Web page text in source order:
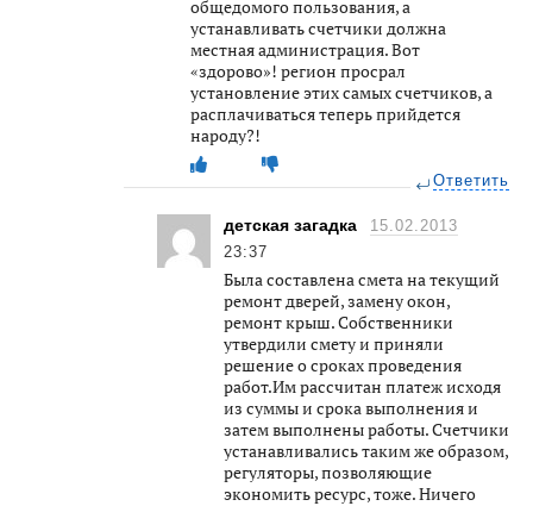
общедомого пользования, а
устанавливать счетчики должна
местная администрация. Вот
«здорово»! регион просрал
установление этих самых счетчиков, а
расплачиваться теперь прийдется
народу?!
Ответить
детская загадка
15.02.2013
23:37
Была составлена смета на текущий
ремонт дверей, замену окон,
ремонт крыш. Собственники
утвердили смету и приняли
решение о сроках проведения
работ.Им рассчитан платеж исходя
из суммы и срока выполнения и
затем выполнены работы. Счетчики
устанавливались таким же образом,
регуляторы, позволяющие
экономить ресурс, тоже. Ничего